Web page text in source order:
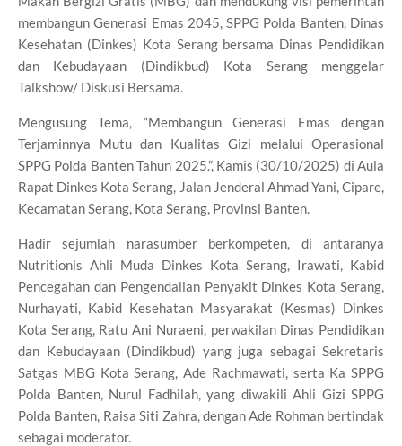
membangun Generasi Emas 2045, SPPG Polda Banten, Dinas
Kesehatan (Dinkes) Kota Serang bersama Dinas Pendidikan
dan Kebudayaan (Dindikbud) Kota Serang menggelar
Talkshow/ Diskusi Bersama.
Mengusung Tema, “Membangun Generasi Emas dengan
Terjaminnya Mutu dan Kualitas Gizi melalui Operasional
SPPG Polda Banten Tahun 2025.”, Kamis (30/10/2025) di Aula
Rapat Dinkes Kota Serang, Jalan Jenderal Ahmad Yani, Cipare,
Kecamatan Serang, Kota Serang, Provinsi Banten.
Hadir sejumlah narasumber berkompeten, di antaranya
Nutritionis Ahli Muda Dinkes Kota Serang, Irawati, Kabid
Pencegahan dan Pengendalian Penyakit Dinkes Kota Serang,
Nurhayati, Kabid Kesehatan Masyarakat (Kesmas) Dinkes
Kota Serang, Ratu Ani Nuraeni, perwakilan Dinas Pendidikan
dan Kebudayaan (Dindikbud) yang juga sebagai Sekretaris
Satgas MBG Kota Serang, Ade Rachmawati, serta Ka SPPG
Polda Banten, Nurul Fadhilah, yang diwakili Ahli Gizi SPPG
Polda Banten, Raisa Siti Zahra, dengan Ade Rohman bertindak
sebagai moderator.